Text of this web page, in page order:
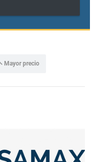
Mayor precio